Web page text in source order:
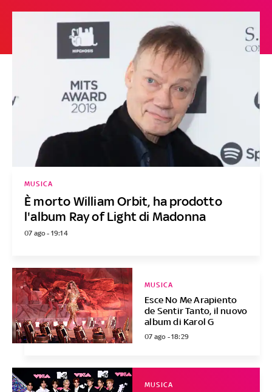
È morto William Orbit, ha prodotto
l'album Ray of Light di Madonna
MUSICA
07 ago - 19:14
Esce No Me Arapiento
de Sentir Tanto, il nuovo
album di Karol G
MUSICA
07 ago - 18:29
MUSICA